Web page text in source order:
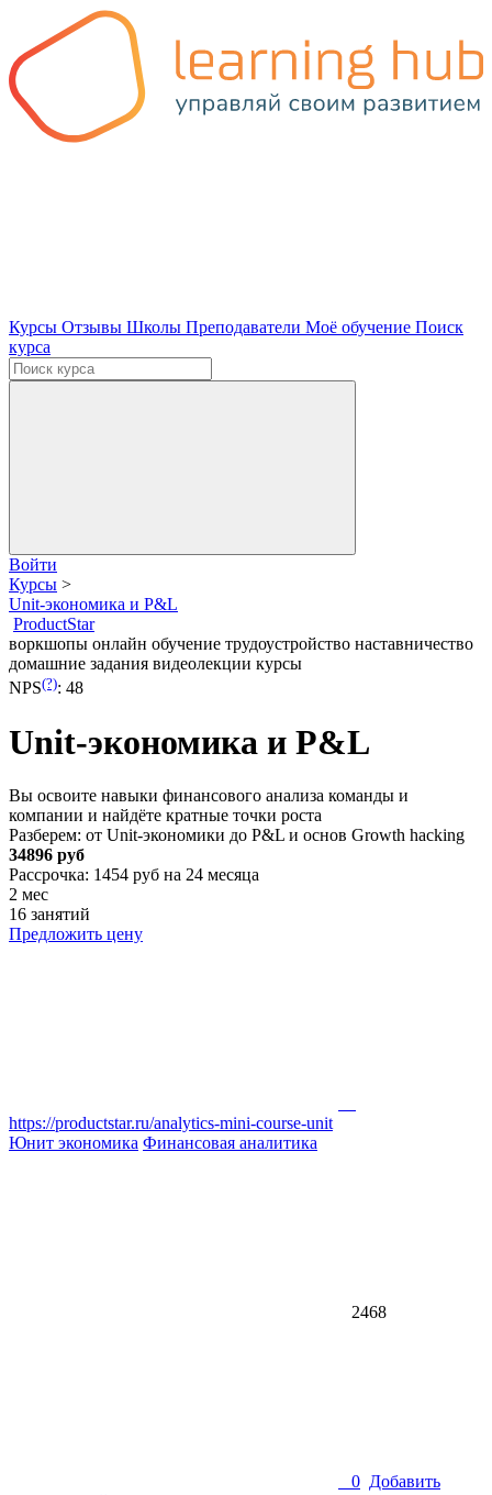
Курсы Отзывы Школы Преподаватели Моё обучение Поиск
курса
Войти
Курсы >
Unit-экономика и P&L
ProductStar
воркшопы онлайн обучение трудоустройство наставничество
домашние задания видеолекции курсы
NPS(?): 48
Unit-экономика и P&L
Вы освоите навыки финансового анализа команды и
компании и найдёте кратные точки роста
Разберем: от Unit-экономики до P&L и основ Growth hacking
34896 руб
Рассрочка: 1454 руб на 24 месяца
2 мес
16 занятий
Предложить цену
https://productstar.ru/analytics-mini-course-unit
Юнит экономика Финансовая аналитика
2468
0 Добавить